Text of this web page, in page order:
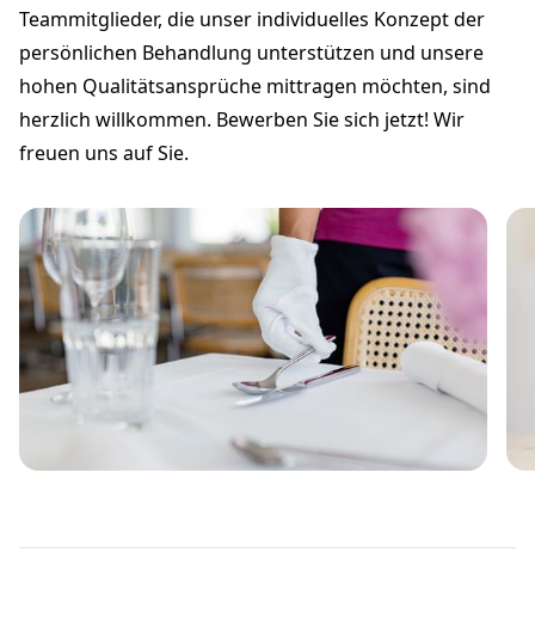
Teammitglieder, die unser individuelles Konzept der
persönlichen Behandlung unterstützen und unsere
hohen Qualitätsansprüche mittragen möchten, sind
herzlich willkommen. Bewerben Sie sich jetzt! Wir
freuen uns auf Sie.